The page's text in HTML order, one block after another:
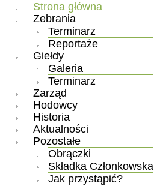
Strona główna
Zebrania
Terminarz
Reportaże
Giełdy
Galeria
Terminarz
Zarząd
Hodowcy
Historia
Aktualności
Pozostałe
Obrączki
Składka Członkowska
Jak przystąpić?